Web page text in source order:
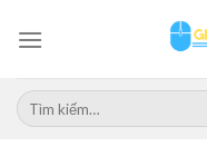
Tìm
kiếm: